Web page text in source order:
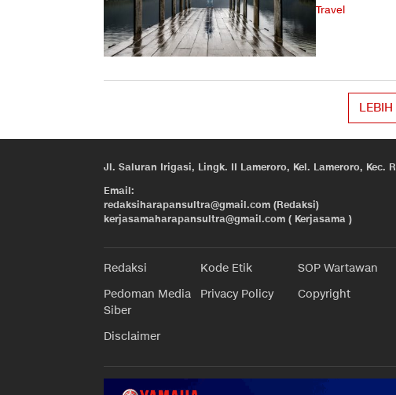
Travel
Jl. Saluran Irigasi, Lingk. II Lameroro, Kel. Lameroro, Kec.
Email:
redaksiharapansultra@gmail.com (Redaksi)
kerjasamaharapansultra@gmail.com ( Kerjasama )
Redaksi Kode Etik
SOP Wartawan
Pedoman Media
Siber
Privacy Policy Copyright
Disclaimer